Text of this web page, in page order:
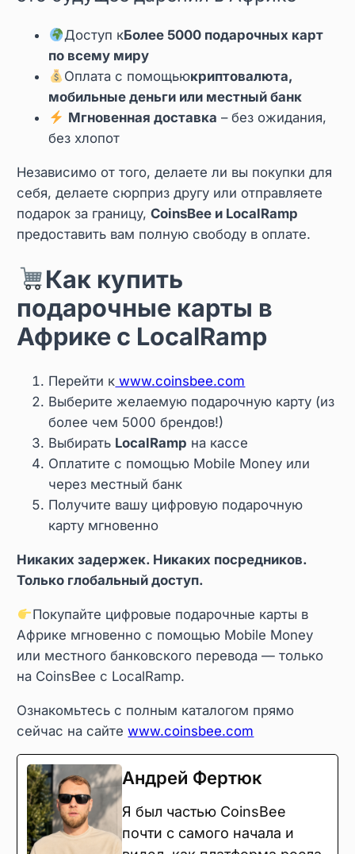
Доступ кБолее 5000 подарочных карт
по всему миру
Оплата с помощьюкриптовалюта,
мобильные деньги или местный банк
Мгновенная доставка – без ожидания,
без хлопот
Независимо от того, делаете ли вы покупки для
себя, делаете сюрприз другу или отправляете
подарок за границу,CoinsBee и LocalRamp
предоставить вам полную свободу в оплате.
Как купить
подарочные карты в
Африке с LocalRamp
Перейти к www.coinsbee.com
Выберите желаемую подарочную карту (из
более чем 5000 брендов!)
Выбирать LocalRamp на кассе
Оплатите с помощью Mobile Money или
через местный банк
Получите вашу цифровую подарочную
карту мгновенно
Никаких задержек. Никаких посредников.
Только глобальный доступ.
Покупайте цифровые подарочные карты в
Африке мгновенно с помощью Mobile Money
или местного банковского перевода — только
на CoinsBee с LocalRamp.
Ознакомьтесь с полным каталогом прямо
сейчас на сайтеwww.coinsbee.com
Андрей Фертюк
Я был частью CoinsBee
почти с самого начала и